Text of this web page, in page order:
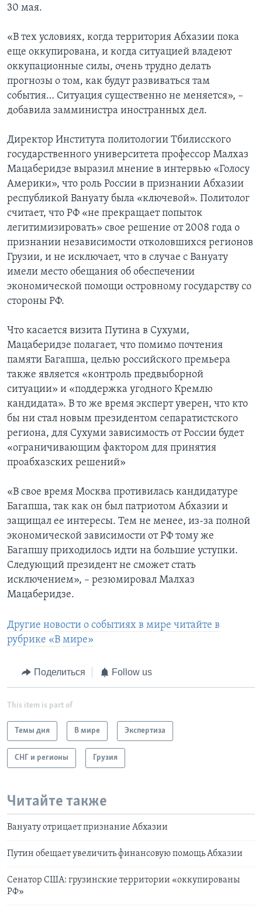
30 мая.
«В тех условиях, когда территория Абхазии пока
еще оккупирована, и когда ситуацией владеют
оккупационные силы, очень трудно делать
прогнозы о том, как будут развиваться там
события… Ситуация существенно не меняется», –
добавила замминистра иностранных дел.
Директор Института политологии Тбилисского
государственного университета профессор Малхаз
Мацаберидзе выразил мнение в интервью «Голосу
Америки», что роль России в признании Абхазии
республикой Вануату была «ключевой». Политолог
считает, что РФ «не прекращает попыток
легитимизировать» свое решение от 2008 года о
признании независимости отколовшихся регионов
Грузии, и не исключает, что в случае с Вануату
имели место обещания об обеспечении
экономической помощи островному государству со
стороны РФ.
Что касается визита Путина в Сухуми,
Мацаберидзе полагает, что помимо почтения
памяти Багапша, целью российского премьера
также является «контроль предвыборной
ситуации» и «поддержка угодного Кремлю
кандидата». В то же время эксперт уверен, что кто
бы ни стал новым президентом сепаратистского
региона, для Сухуми зависимость от России будет
«ограничивающим фактором для принятия
проабхазских решений»
«В свое время Москва противилась кандидатуре
Багапша, так как он был патриотом Абхазии и
защищал ее интересы. Тем не менее, из-за полной
экономической зависимости от РФ тому же
Багапшу приходилось идти на большие уступки.
Следующий президент не сможет стать
исключением», – резюмировал Малхаз
Мацаберидзе.
Другие новости о событиях в мире читайте в
рубрике «В мире»
Поделиться Follow us
This item is part of
Темы дня В мире Экспертиза
СНГ и регионы Грузия
Читайте также
Вануату отрицает признание Абхазии
Путин обещает увеличить финансовую помощь Абхазии
Сенатор США: грузинские территории «оккупированы
РФ»